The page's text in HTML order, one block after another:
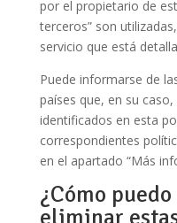
por el propietario de
terceros” son
servicio que está
Puede informarse de
países que, en su
identificados en esta
correspondientes
en el apartado “Más
¿Cómo